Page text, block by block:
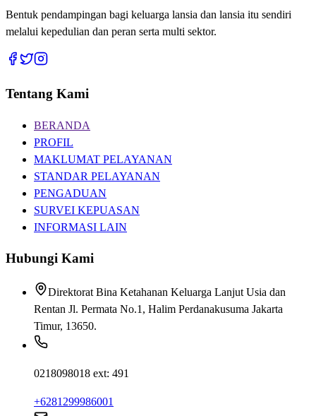
Bentuk pendampingan bagi keluarga lansia dan lansia itu sendiri
melalui kepedulian dan peran serta multi sektor.
Tentang Kami
BERANDA
PROFIL
MAKLUMAT PELAYANAN
STANDAR PELAYANAN
PENGADUAN
SURVEI KEPUASAN
INFORMASI LAIN
Hubungi Kami
Direktorat Bina Ketahanan Keluarga Lanjut Usia dan
Rentan Jl. Permata No.1, Halim Perdanakusuma Jakarta
Timur, 13650.
0218098018 ext: 491
+6281299986001